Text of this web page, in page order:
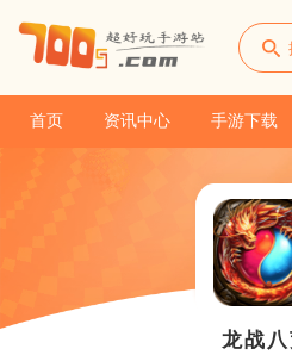
首页 资讯中心 手游下载
龙战八